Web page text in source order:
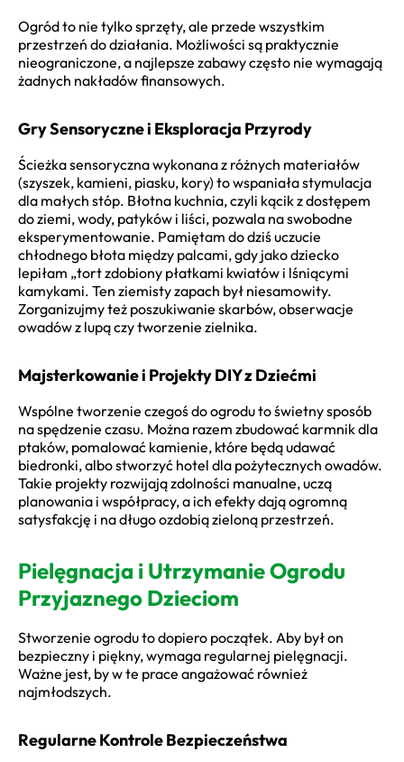
Ogród to nie tylko sprzęty, ale przede wszystkim
przestrzeń do działania. Możliwości są praktycznie
nieograniczone, a najlepsze zabawy często nie wymagają
żadnych nakładów finansowych.
Gry Sensoryczne i Eksploracja Przyrody
Ścieżka sensoryczna wykonana z różnych materiałów
(szyszek, kamieni, piasku, kory) to wspaniała stymulacja
dla małych stóp. Błotna kuchnia, czyli kącik z dostępem
do ziemi, wody, patyków i liści, pozwala na swobodne
eksperymentowanie. Pamiętam do dziś uczucie
chłodnego błota między palcami, gdy jako dziecko
lepiłam „tort zdobiony płatkami kwiatów i lśniącymi
kamykami. Ten ziemisty zapach był niesamowity.
Zorganizujmy też poszukiwanie skarbów, obserwacje
owadów z lupą czy tworzenie zielnika.
Majsterkowanie i Projekty DIY z Dziećmi
Wspólne tworzenie czegoś do ogrodu to świetny sposób
na spędzenie czasu. Można razem zbudować karmnik dla
ptaków, pomalować kamienie, które będą udawać
biedronki, albo stworzyć hotel dla pożytecznych owadów.
Takie projekty rozwijają zdolności manualne, uczą
planowania i współpracy, a ich efekty dają ogromną
satysfakcję i na długo ozdobią zieloną przestrzeń.
Pielęgnacja i Utrzymanie Ogrodu
Przyjaznego Dzieciom
Stworzenie ogrodu to dopiero początek. Aby był on
bezpieczny i piękny, wymaga regularnej pielęgnacji.
Ważne jest, by w te prace angażować również
najmłodszych.
Regularne Kontrole Bezpieczeństwa